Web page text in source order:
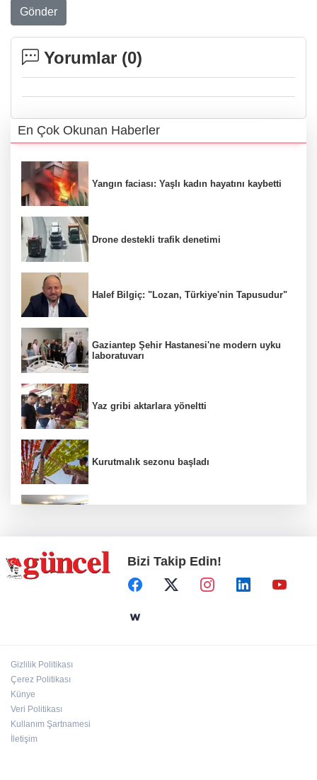
Gönder
Yorumlar (0)
En Çok Okunan Haberler
Yangın faciası: Yaşlı kadın hayatını kaybetti
Drone destekli trafik denetimi
Halef Bilgiç: "Lozan, Türkiye'nin Tapusudur"
Gaziantep Şehir Hastanesi'ne modern uyku
laboratuvarı
Yaz gribi aktarlara yöneltti
Kurutmalık sezonu başladı
Deri kanserleri erken teşhisle tedavi edilebilir
Bizi Takip Edin!
Gizlilik Politikası
Çerez Politikası
Künye
Veri Politikası
Kullanım Şartnamesi
İletişim